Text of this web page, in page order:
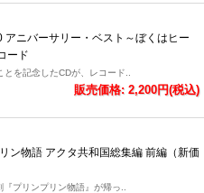
アニバーサリー・ベスト～ぼくはヒー
ード
を記念したCDが、レコード..
販売価格: 2,200円(税込)
ン物語 アクタ共和国総集編 前編（新価
プリンプリン物語』が帰っ..